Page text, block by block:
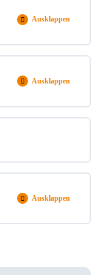
Ausklappen
Ausklappen
Ausklappen